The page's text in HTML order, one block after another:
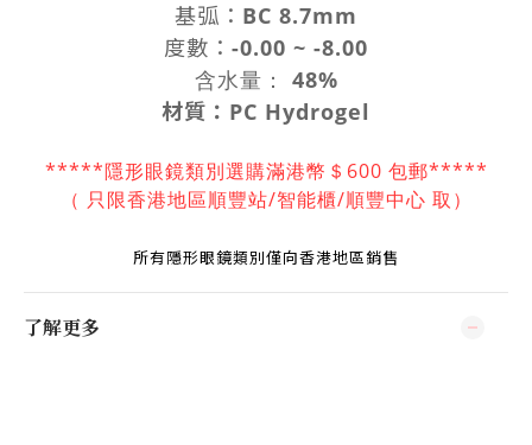
基弧： BC 8.7mm
度數 ： -0.00 ~ -8.00
含水量： 48%
材質：PC Hydrogel
*****隱形眼鏡類別選購滿港幣＄600 包郵*****
（ 只限香港地區順豐站/智能櫃/順豐中心 取）
所有隱形眼鏡類別僅向香港地區銷售
了解更多